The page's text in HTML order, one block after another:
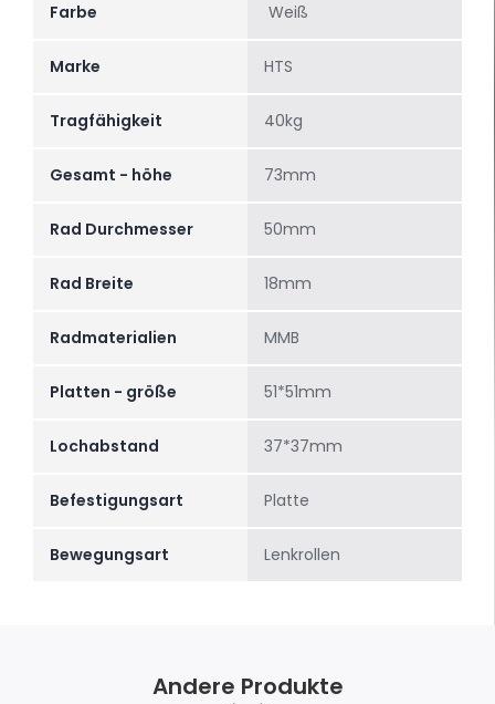
Farbe Weiß
Marke HTS
Tragfähigkeit 40kg
Gesamt - höhe 73mm
Rad Durchmesser 50mm
Rad Breite 18mm
Radmaterialien MMB
Platten - größe 51*51mm
Lochabstand 37*37mm
Befestigungsart Platte
Bewegungsart Lenkrollen
Andere Produkte